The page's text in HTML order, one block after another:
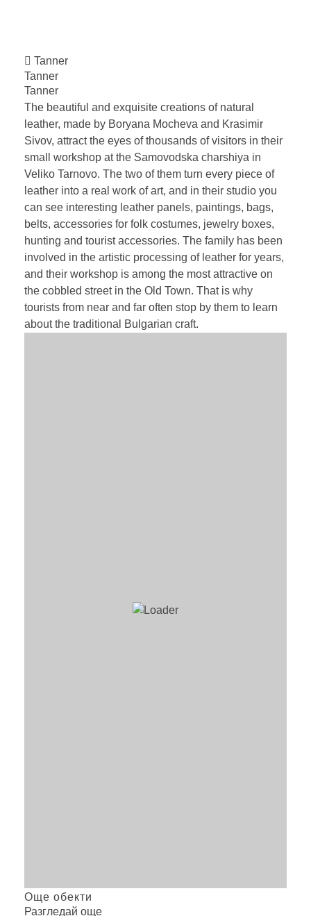
Tanner
Tanner
Tanner
The beautiful and exquisite creations of natural
leather, made by Boryana Mocheva and Krasimir
Sivov, attract the eyes of thousands of visitors in their
small workshop аt the Samovodska charshiya in
Veliko Tarnovo. The two of them turn every piece of
leather into a real work of art, and in their studio you
can see interesting leather panels, paintings, bags,
belts, accessories for folk costumes, jewelry boxes,
hunting and tourist accessories. The family has been
involved in the artistic processing of leather for years,
and their workshop is among the most attractive on
the cobbled street in the Old Town. That is why
tourists from near and far often stop by them to learn
about the traditional Bulgarian craft.
Още обекти
Разгледай още